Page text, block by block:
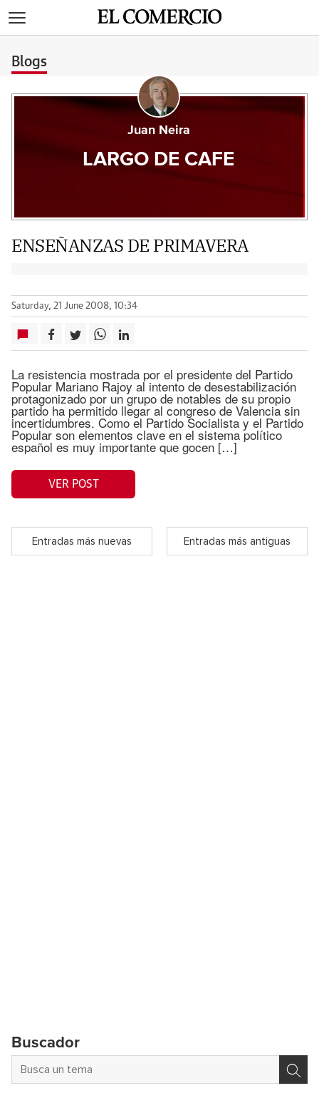
Blogs
Juan Neira
LARGO DE CAFE
ENSEÑANZAS DE PRIMAVERA
Saturday, 21 June 2008, 10:34
La resistencia mostrada por el presidente del Partido
Popular Mariano Rajoy al intento de desestabilización
protagonizado por un grupo de notables de su propio
partido ha permitido llegar al congreso de Valencia sin
incertidumbres. Como el Partido Socialista y el Partido
Popular son elementos clave en el sistema político
español es muy importante que gocen […]
VER POST
Entradas más nuevas Entradas más antiguas
Buscador